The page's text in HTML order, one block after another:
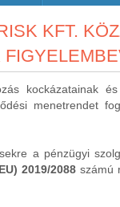
KFT.
kockázatainak
menetrendet
a pénzügyi
2019/2088számú